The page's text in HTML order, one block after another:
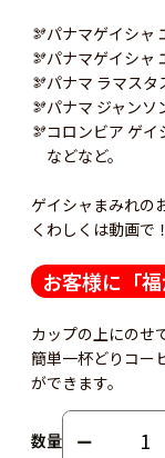
🫘パナマゲイシャ
🫘パナマゲイシャ
🫘パナマ ラマスタ
🫘パナマ ジャンソ
🫘コロンビア ゲイ
などなど。
ゲイシャまみれの
くわしくは動画で！
お客様に「
カップの上にのせ
簡単一杯どりコー
ができます。
数量